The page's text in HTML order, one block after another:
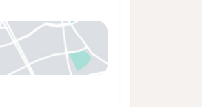
pestaña